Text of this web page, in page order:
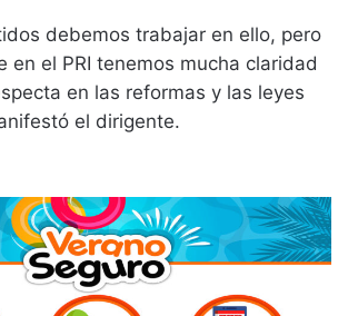
debemos trabajar en ello, pero
en el PRI tenemos mucha claridad
en las reformas y las leyes
el dirigente.